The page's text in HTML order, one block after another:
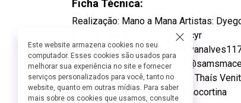
Ficha Técnica:
Realização: Mano a Mana Artistas:
Direção: Beatriz Evrard @biacyr
Trilha original : Ivan Alves
Figurino: Samantha Macedo
Produção: Quica Produções | Thaís
Apoio: Galpão Cortina @galpaocortina
Este website armazena cookies no seu
computador. Esses cookies são usados para
melhorar sua experiência no site e fornecer
serviços personalizados para você, tanto no
website, quanto em outras mídias. Para saber
mais sobre os cookies que usamos, consulte